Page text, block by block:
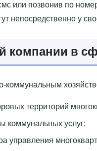
или позвонив по
непосредственно у
компании в
коммунальным
территорий
коммунальных услуг;
управления